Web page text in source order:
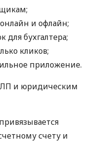
и офлайн;
бухгалтера;
кликов;
приложение.
и юридическим
счету и